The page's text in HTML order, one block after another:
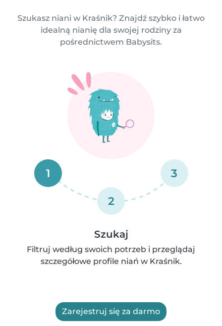
Szukasz niani w Kraśnik? Znajdź szybko i łatwo
idealną nianię dla swojej rodziny za
pośrednictwem Babysits.
1
2
3
Szukaj
Filtruj według swoich potrzeb i przeglądaj
szczegółowe profile niań w Kraśnik.
Zarejestruj się za darmo